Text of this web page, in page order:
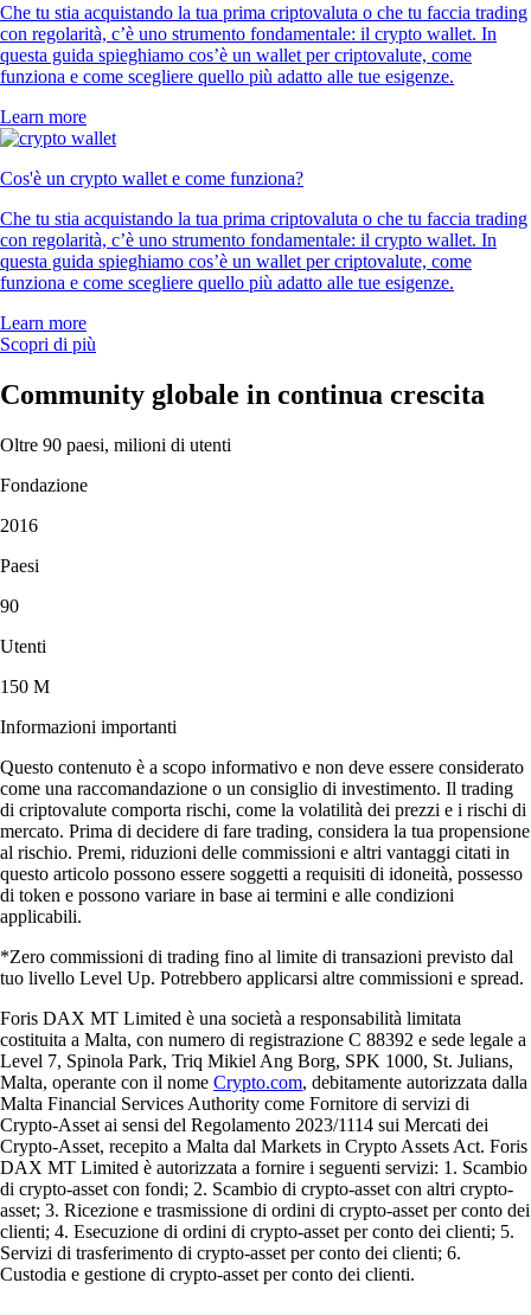
Che tu stia acquistando la tua prima criptovaluta o che tu faccia trading
con regolarità, c’è uno strumento fondamentale: il crypto wallet. In
questa guida spieghiamo cos’è un wallet per criptovalute, come
funziona e come scegliere quello più adatto alle tue esigenze.
Learn more
Cos'è un crypto wallet e come funziona?
Che tu stia acquistando la tua prima criptovaluta o che tu faccia trading
con regolarità, c’è uno strumento fondamentale: il crypto wallet. In
questa guida spieghiamo cos’è un wallet per criptovalute, come
funziona e come scegliere quello più adatto alle tue esigenze.
Learn more
Scopri di più
Community globale in continua crescita
Oltre 90 paesi, milioni di utenti
Fondazione
2016
Paesi
90
Utenti
150 M
Informazioni importanti
Questo contenuto è a scopo informativo e non deve essere considerato
come una raccomandazione o un consiglio di investimento. Il trading
di criptovalute comporta rischi, come la volatilità dei prezzi e i rischi di
mercato. Prima di decidere di fare trading, considera la tua propensione
al rischio. Premi, riduzioni delle commissioni e altri vantaggi citati in
questo articolo possono essere soggetti a requisiti di idoneità, possesso
di token e possono variare in base ai termini e alle condizioni
applicabili.
*Zero commissioni di trading fino al limite di transazioni previsto dal
tuo livello Level Up. Potrebbero applicarsi altre commissioni e spread.
Foris DAX MT Limited è una società a responsabilità limitata
costituita a Malta, con numero di registrazione C 88392 e sede legale a
Level 7, Spinola Park, Triq Mikiel Ang Borg, SPK 1000, St. Julians,
Malta, operante con il nome Crypto.com, debitamente autorizzata dalla
Malta Financial Services Authority come Fornitore di servizi di
Crypto-Asset ai sensi del Regolamento 2023/1114 sui Mercati dei
Crypto-Asset, recepito a Malta dal Markets in Crypto Assets Act. Foris
DAX MT Limited è autorizzata a fornire i seguenti servizi: 1. Scambio
di crypto-asset con fondi; 2. Scambio di crypto-asset con altri crypto-
asset; 3. Ricezione e trasmissione di ordini di crypto-asset per conto dei
clienti; 4. Esecuzione di ordini di crypto-asset per conto dei clienti; 5.
Servizi di trasferimento di crypto-asset per conto dei clienti; 6.
Custodia e gestione di crypto-asset per conto dei clienti.